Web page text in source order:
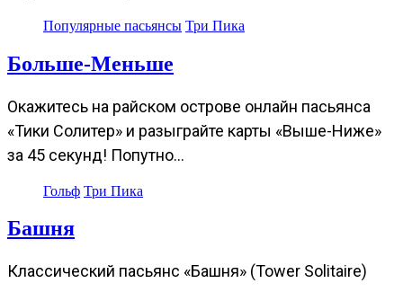
Популярные пасьянсы Три Пика
Больше-Меньше
Окажитесь на райском острове онлайн пасьянса
«Тики Солитер» и разыграйте карты «Выше-Ниже»
за 45 секунд! Попутно…
Гольф Три Пика
Башня
Классический пасьянс «Башня» (Tower Solitaire)